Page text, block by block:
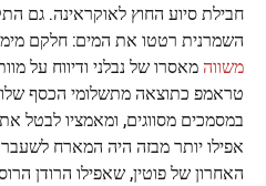
חבילת סיוע החוץ לאוקראינה. גם
השמרנית רטטו את המים: חלקם
משווהמאסרו של נבלני ודיווח על
טראמפ כתוצאה מתשלומי הכסף
אפילו יותר מבזה היה המארח
האחרון של פוטין, שאפילו הרודן